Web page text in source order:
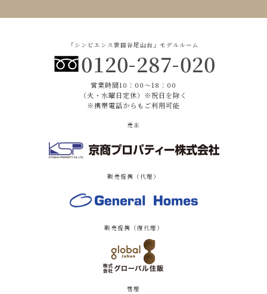
「シンビエンス世田谷尾山台」モデルルーム
0120-287-020
営業時間10：00〜18：00
（火・水曜日定休）※祝日を除く
※携帯電話からもご利用可能
売主
販売提携（代理）
販売提携（復代理）
管理